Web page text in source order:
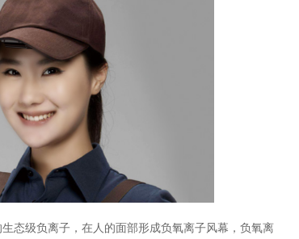
态级负离子，在人的面部形成负氧离子风幕，负氧离